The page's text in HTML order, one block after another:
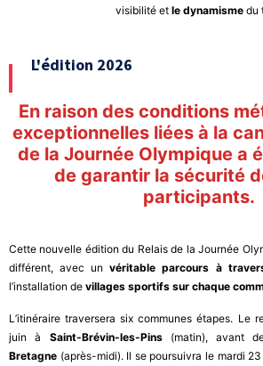
visibilité et le dynamisme du
L'édition 2026
En raison des conditions
exceptionnelles liées à la
de la Journée Olympique a
de garantir la sécurité
participants.
Cette nouvelle édition du Relais de la Journée
différent, avec unvéritable parcours à
l’installation de villages sportifs sur chaque
L’itinéraire traversera six communes étapes. Le
juin à Saint-Brévin-les-Pins(matin), avant
Bretagne (après-midi). Il se poursuivra le mardi